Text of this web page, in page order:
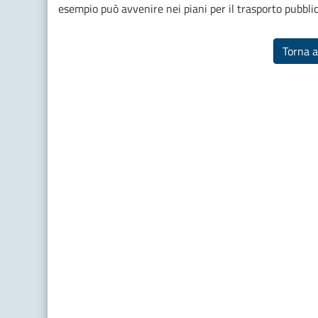
esempio può avvenire nei piani per il trasporto
Torna